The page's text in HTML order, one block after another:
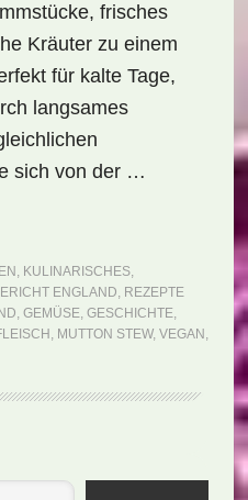
frisches
Kräuter zu einem
für kalte Tage,
langsames
sich von der …
, KULINARISCHES,
ENGLAND, REZEPTE
, GEMÜSE, GESCHICHTE,
, MUTTON STEW, VEGAN ,